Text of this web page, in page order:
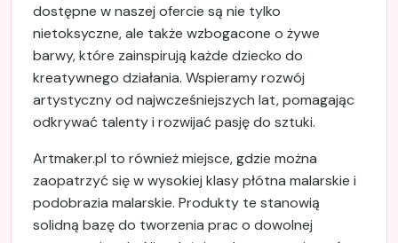
dostępne w naszej ofercie są nie tylko
nietoksyczne, ale także wzbogacone o żywe
barwy, które zainspirują każde dziecko do
kreatywnego działania. Wspieramy rozwój
artystyczny od najwcześniejszych lat, pomagając
odkrywać talenty i rozwijać pasję do sztuki.
Artmaker.pl to również miejsce, gdzie można
zaopatrzyć się w wysokiej klasy płótna malarskie i
podobrazia malarskie. Produkty te stanowią
solidną bazę do tworzenia prac o dowolnej